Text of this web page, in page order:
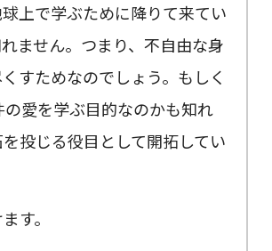
上で学ぶために降りて来てい
ません。つまり、不自由な身
すためなのでしょう。もしく
愛を学ぶ目的なのかも知れ
投じる役目として開拓してい
す。